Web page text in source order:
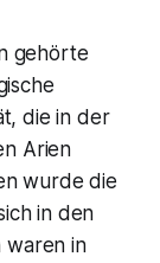
gehörte
die in der
Arien
wurde die
in den
waren in